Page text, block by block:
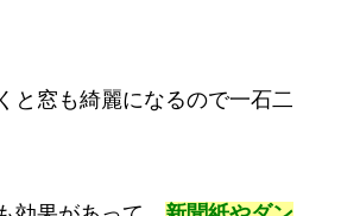
と窓も綺麗になるので一石二